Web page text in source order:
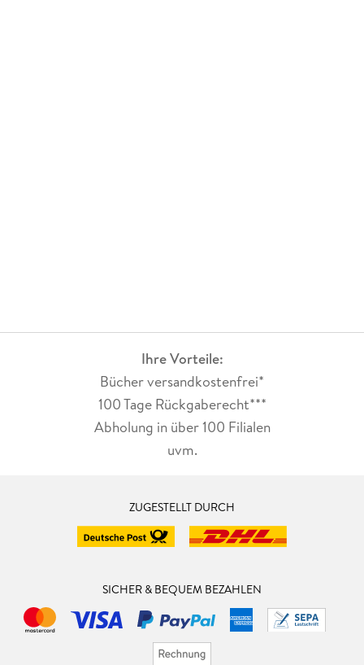
Ihre Vorteile:
Bücher versandkostenfrei*
100 Tage Rückgaberecht***
Abholung in über 100 Filialen
uvm.
ZUGESTELLT DURCH
SICHER & BEQUEM BEZAHLEN